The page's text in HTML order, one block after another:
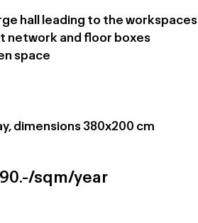
hall leading to the workspaces
network and floor boxes
space
dimensions 380x200 cm
sqm/year